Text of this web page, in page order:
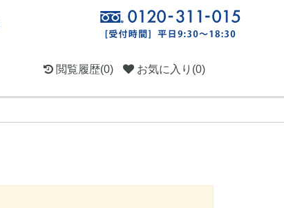
閲覧履歴(0) お気に入り (0)